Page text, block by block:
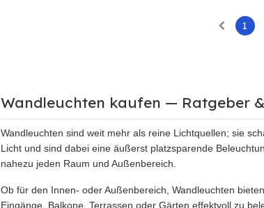
1
Wandleuchten kaufen — Ratgeber
Wandleuchten sind weit mehr als reine Lichtquellen; sie
Licht und sind dabei eine äußerst platzsparende
nahezu jeden Raum und Außenbereich.
Ob für den Innen- oder Außenbereich, Wandleuchten
Eingänge, Balkone, Terrassen oder Gärten effektvoll zu